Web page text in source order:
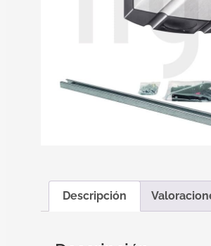
Descripción